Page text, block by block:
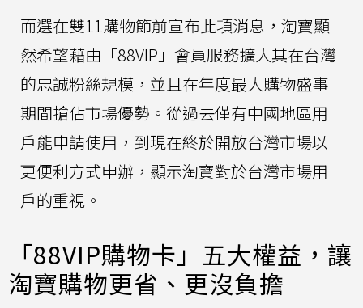
而選在雙11購物節前宣布此項消息，淘寶顯
然希望藉由「88VIP」會員服務擴大其在台灣
的忠誠粉絲規模，並且在年度最大購物盛事
期間搶佔市場優勢。從過去僅有中國地區用
戶能申請使用，到現在終於開放台灣市場以
更便利方式申辦，顯示淘寶對於台灣市場用
戶的重視。
「88VIP購物卡」五大權益，讓
淘寶購物更省、更沒負擔